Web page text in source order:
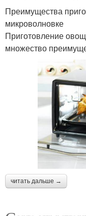
Преимущества
микроволновке
Приготовление
множество
читать дальше →